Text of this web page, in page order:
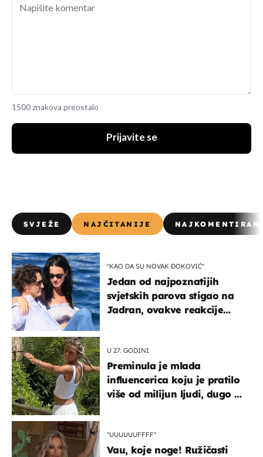
1500 znakova preostalo
Prijavite se
SVJEŽE NAJČITANIJE
"KAO DA SU NOVAK ĐOKOVIĆ"
Jedan od najpoznatijih
svjetskih parova stigao na
Jadran, ovakve reakcije
U 27. GODINI
Preminula je mlada
influencerica koju je pratilo
više od milijun ljudi, dugo se
"UUUUUUFFFF"
Vau, koje noge! Ružičasti